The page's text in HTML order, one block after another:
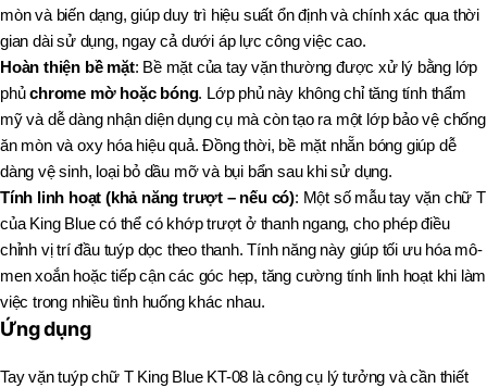
mòn và biến dạng, giúp duy trì hiệu suất ổn định và chính xác qua thời
gian dài sử dụng, ngay cả dưới áp lực công việc cao.
Hoàn thiện bề mặt: Bề mặt của tay vặn thường được xử lý bằng lớp
phủchrome mờ hoặc bóng. Lớp phủ này không chỉ tăng tính thẩm
mỹ và dễ dàng nhận diện dụng cụ mà còn tạo ra một lớp bảo vệ chống
ăn mòn và oxy hóa hiệu quả. Đồng thời, bề mặt nhẵn bóng giúp dễ
dàng vệ sinh, loại bỏ dầu mỡ và bụi bẩn sau khi sử dụng.
Tính linh hoạt (khả năng trượt – nếu có): Một số mẫu tay vặn chữ T
của King Blue có thể có khớp trượt ở thanh ngang, cho phép điều
chỉnh vị trí đầu tuýp dọc theo thanh. Tính năng này giúp tối ưu hóa mô-
men xoắn hoặc tiếp cận các góc hẹp, tăng cường tính linh hoạt khi làm
việc trong nhiều tình huống khác nhau.
Ứng dụng
Tay vặn tuýp chữ T King Blue KT-08 là công cụ lý tưởng và cần thiết